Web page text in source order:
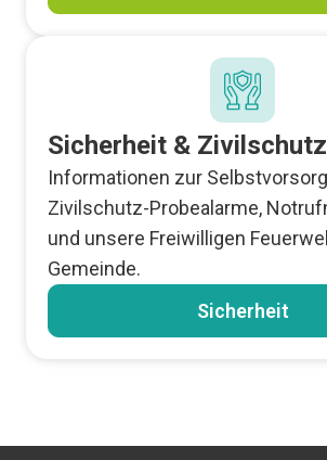
Sicherheit & Zivilschutz
Informationen zur
Zivilschutz-Probealarme,
und unsere Freiwilligen
Gemeinde.
Sicherheit